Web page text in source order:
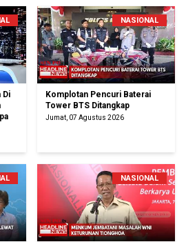
Di
NASIONAL
Komplotan Pencuri Baterai
Tower BTS Ditangkap
Jumat, 07 Agustus 2026
NASIONAL